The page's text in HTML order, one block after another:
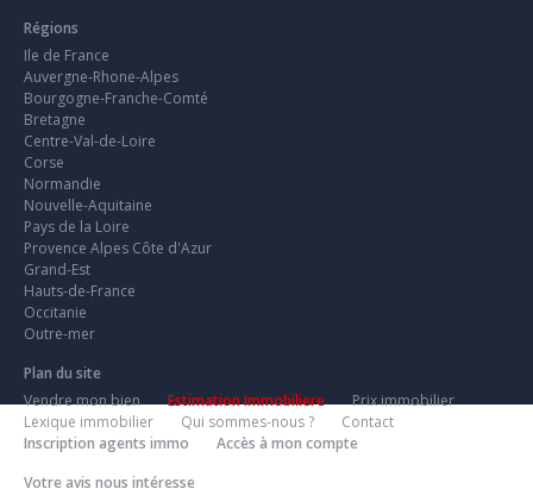
Régions
Ile de France
Auvergne-Rhone-Alpes
Bourgogne-Franche-Comté
Bretagne
Centre-Val-de-Loire
Corse
Normandie
Nouvelle-Aquitaine
Pays de la Loire
Provence Alpes Côte d'Azur
Grand-Est
Hauts-de-France
Occitanie
Outre-mer
Plan du site
Vendre mon bien
Estimation Immobiliere
Prix immobilier
Lexique immobilier
Qui sommes-nous ?
Contact
Inscription agents immo
Accès à mon compte
Votre avis nous intéresse